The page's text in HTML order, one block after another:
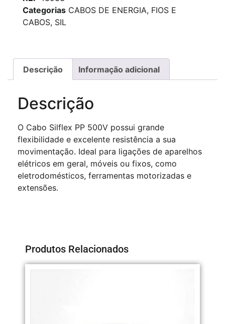
Categorias CABOS DE ENERGIA, FIOS E
CABOS, SIL
Descrição Informação adicional
Descrição
O Cabo Silflex PP 500V possui grande
flexibilidade e excelente resistência a sua
movimentação. Ideal para ligações de aparelhos
elétricos em geral, móveis ou fixos, como
eletrodomésticos, ferramentas motorizadas e
extensões.
Produtos Relacionados